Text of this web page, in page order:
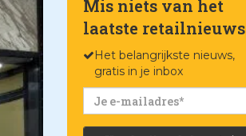
Mis niets van het
laatste retailnieuws
Het belangrijkste nieuws,
gratis in je inbox